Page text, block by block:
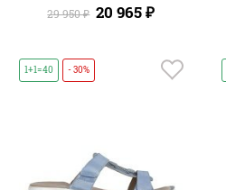
29 950 ₽ 20 965 ₽
1+1=40 - 30%